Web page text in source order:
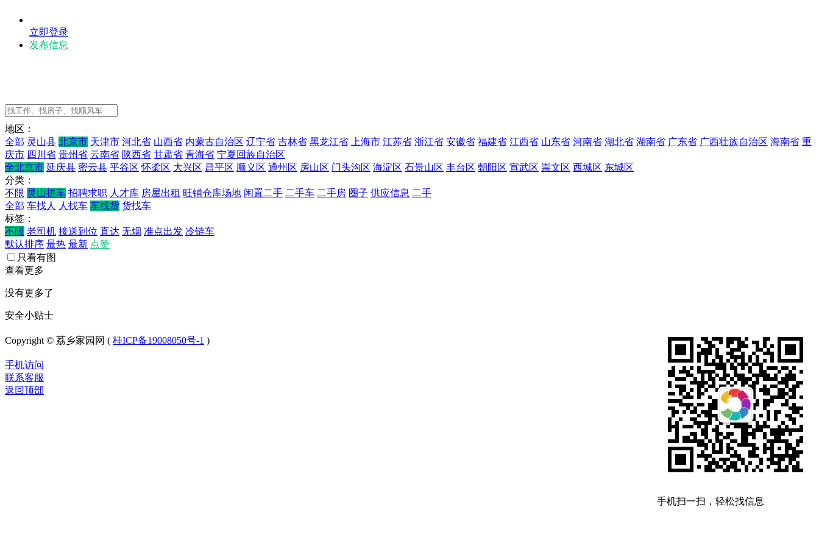
立即登录
发布信息
地区：
全部 灵山县 北京市 天津市 河北省 山西省 内蒙古自治区 辽宁省 吉林省 黑龙江省 上海市 江苏省 浙江省 安徽省 福建省 江西省 山东省 河南省 湖北省 湖南省 广东省 广西壮族自治区 海南省 重
庆市 四川省 贵州省 云南省 陕西省 甘肃省 青海省 宁夏回族自治区
全北京市 延庆县 密云县 平谷区 怀柔区 大兴区 昌平区 顺义区 通州区 房山区 门头沟区 海淀区 石景山区 丰台区 朝阳区 宣武区 崇文区 西城区 东城区
分类：
不限 灵山拼车 招聘求职 人才库 房屋出租 旺铺仓库场地 闲置二手 二手车 二手房 圈子 供应信息 二手
全部 车找人 人找车 车找货 货找车
标签：
不限 老司机 接送到位 直达 无烟 准点出发 冷链车
默认排序 最热 最新 点赞
只看有图
查看更多
没有更多了
安全小贴士
手机扫一扫，轻松找信息
Copyright © 荔乡家园网 ( 桂ICP备19008050号-1 )
手机访问
联系客服
返回顶部